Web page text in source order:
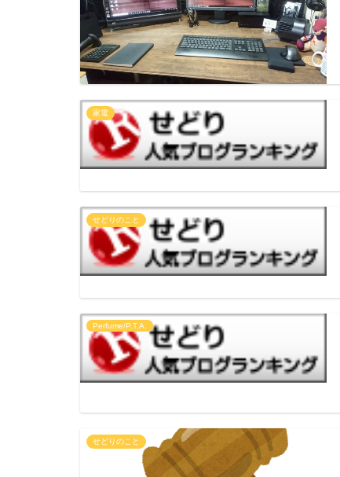
家電
せどりのこと
Perfume/P.T.A.
せどりのこと